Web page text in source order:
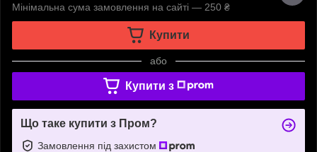
Мінімальна сума замовлення на сайті — 250 ₴
Купити
або
Купити з
Що таке купити з Пром?
Замовлення під захистом